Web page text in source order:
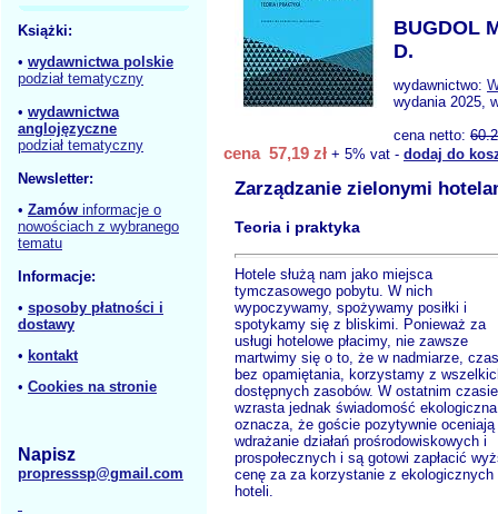
Książki:
• wydawnictwa polskie
podział tematyczny
• wydawnictwa
anglojęzyczne
podział tematyczny
Newsletter:
• Zamów informacje o
nowościach z wybranego
tematu
Informacje:
• sposoby płatności i
dostawy
• kontakt
• Cookies na stronie
Napisz
propresssp@gmail.com
BUGDOL
D.
wydawnictwo:
wydania 2025,
cena netto:
cena 57,19 zł + 5% vat - dodaj do
Zarządzanie zielonymi
Teoria i praktyka
Hotele służą nam jako miejsca
tymczasowego pobytu. W nich
wypoczywamy, spożywamy posiłki i
spotykamy się z bliskimi. Ponieważ za
usługi hotelowe płacimy, nie zawsze
martwimy się o to, że w nadmiarze,
bez opamiętania, korzystamy z
dostępnych zasobów. W ostatnim czasie
wzrasta jednak świadomość
oznacza, że goście pozytywnie oceniają
wdrażanie działań prośrodowiskowych i
prospołecznych i są gotowi zapłacić
cenę za za korzystanie z ekologicznych
hoteli.